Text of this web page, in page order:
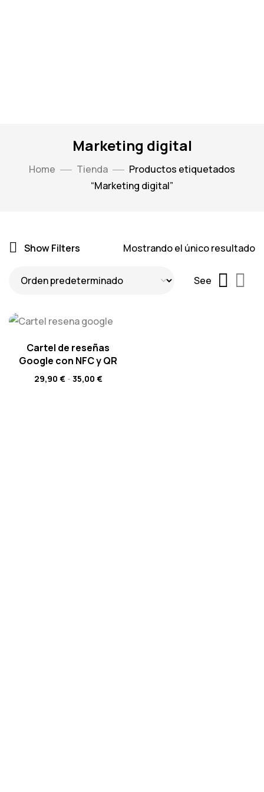
Marketing digital
Home Tienda
Productos etiquetados
“Marketing digital”
Show Filters Mostrando el único resultado
See
Cartel de reseñas
Google con NFC y QR
29,90 € - 35,00 €